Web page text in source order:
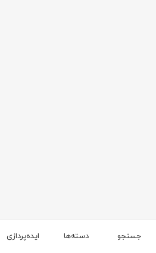
جستجو دسته‌ها ایده‌پردازی